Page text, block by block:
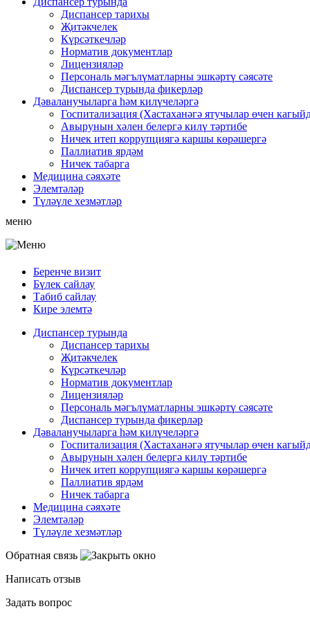
Диспансер тарихы
Җитәкчелек
Күрсәткечләр
Норматив документлар
Лицензияләр
Персональ мәгълүматларны эшкәртү сәясәте
Диспансер турында фикерләр
Дәваланучыларга hәм килүчеләргә
Госпитализация (Хастаханәгә ятучылар өчен
Авырунын хәлен белергә килү тәртибе
Ничек итеп коррупциягә каршы көрәшергә
Паллиатив ярдәм
Ничек табарга
Медицина сәяхәте
Элемтәләр
Түләүле хезмәтләр
меню
Беренче визит
Бүлек сайлау
Табиб сайлау
Кире элемтә
Диспансер турында
Диспансер тарихы
Җитәкчелек
Күрсәткечләр
Норматив документлар
Лицензияләр
Персональ мәгълүматларны эшкәртү сәясәте
Диспансер турында фикерләр
Дәваланучыларга hәм килүчеләргә
Госпитализация (Хастаханәгә ятучылар өчен
Авырунын хәлен белергә килү тәртибе
Ничек итеп коррупциягә каршы көрәшергә
Паллиатив ярдәм
Ничек табарга
Медицина сәяхәте
Элемтәләр
Түләүле хезмәтләр
Обратная связь
Написать отзыв
Задать вопрос